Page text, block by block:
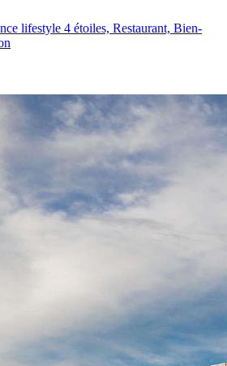
lifestyle 4 étoiles, Restaurant, Bien-